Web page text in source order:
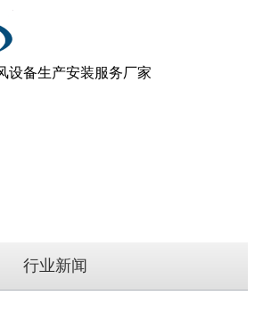
设备生产安装服务厂家
行业新闻